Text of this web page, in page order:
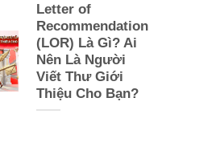
Letter of
Recommendation
(LOR) Là Gì? Ai
Nên Là Người
Viết Thư Giới
Thiệu Cho Bạn?